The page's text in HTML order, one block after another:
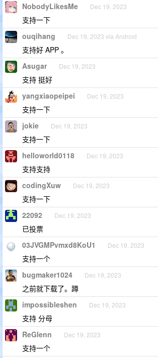
NobodyLikesMe Dec 19, 2023
支持一下
ouqihang Dec 19, 2023 via Android
支持好 APP 。
Asugar Dec 19, 2023
支持 挺好
yangxiaopeipei Dec 19, 2023
支持一下
jokie Dec 19, 2023
支持一下
helloworld0118 Dec 19, 2023
支持支持
codingXuw Dec 19, 2023
支持一下
22092 Dec 19, 2023
已投票
03JVGMPvmxd8KoU1 Dec 19, 2023
支持一个
bugmaker1024 Dec 19, 2023
之前就下载了。蹲
impossibleshen Dec 19, 2023
支持 分母
ReGlenn Dec 19, 2023
支持一个